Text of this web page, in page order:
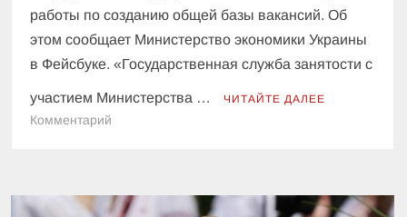
работы по созданию общей базы вакансий. Об
этом сообщает Министерство экономики Украины
в Фейсбуке. «Государственная служба занятости с
участием Министерства … ЧИТАЙТЕ ДАЛЕЕ
Комментарий
единую